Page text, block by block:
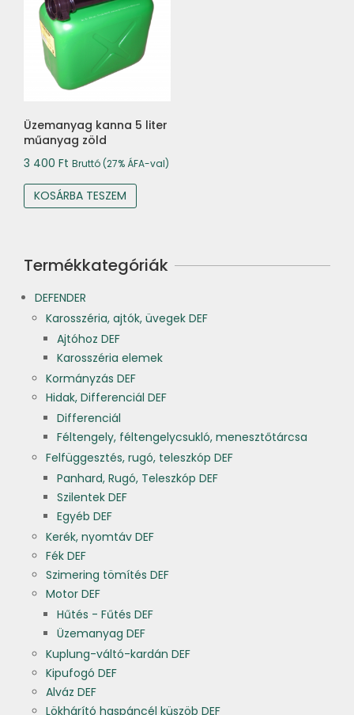
Üzemanyag kanna 5 liter
műanyag zöld
3 400 Ft Bruttó (27% ÁFA-val)
KOSÁRBA TESZEM
Termékkategóriák
DEFENDER
Karosszéria, ajtók, üvegek DEF
Ajtóhoz DEF
Karosszéria elemek
Kormányzás DEF
Hidak, Differenciál DEF
Differenciál
Féltengely, féltengelycsukló, menesztőtárcsa
Felfüggesztés, rugó, teleszkóp DEF
Panhard, Rugó, Teleszkóp DEF
Szilentek DEF
Egyéb DEF
Kerék, nyomtáv DEF
Fék DEF
Szimering tömítés DEF
Motor DEF
Hűtés - Fűtés DEF
Üzemanyag DEF
Kuplung-váltó-kardán DEF
Kipufogó DEF
Alváz DEF
Lökhárító haspáncél küszöb DEF